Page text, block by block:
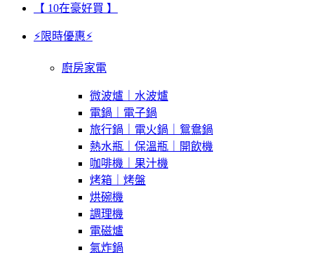
【 10在豪好買 】
⚡限時優惠⚡
廚房家電
微波爐｜水波爐
電鍋｜電子鍋
旅行鍋｜電火鍋｜鴛鴦鍋
熱水瓶｜保溫瓶｜開飲機
咖啡機｜果汁機
烤箱｜烤盤
烘碗機
調理機
電磁爐
氣炸鍋